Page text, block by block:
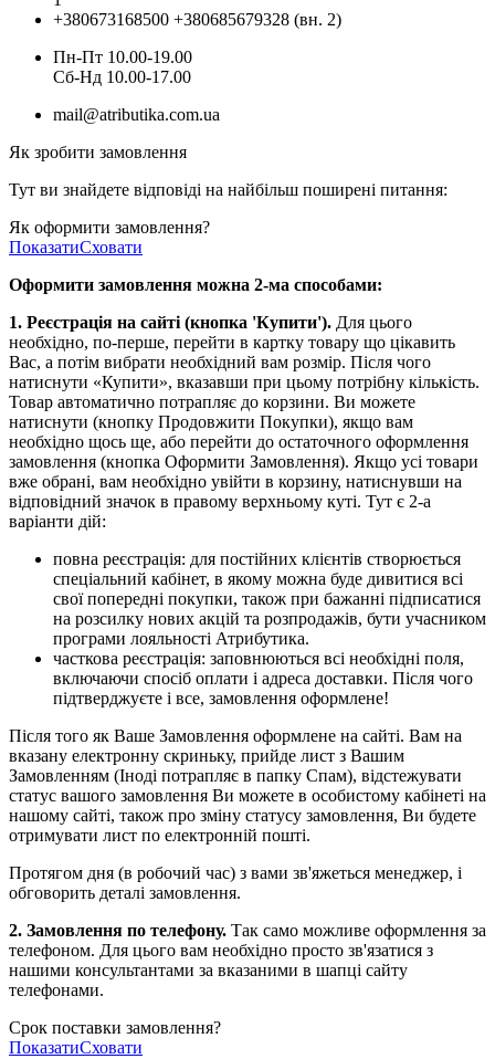
+380673168500 +380685679328 (вн. 2)
Пн-Пт 10.00-19.00
Cб-Нд 10.00-17.00
mail@atributika.com.ua
Як зробити замовлення
Тут ви знайдете відповіді на найбільш поширені питання:
Як оформити замовлення?
ПоказатиСховати
Оформити замовлення можна 2-ма способами:
1. Реєстрація на сайті (кнопка 'Купити'). Для цього
необхідно, по-перше, перейти в картку товару що цікавить
Вас, а потім вибрати необхідний вам розмір. Після чого
натиснути «Купити», вказавши при цьому потрібну кількість.
Товар автоматично потрапляє до корзини. Ви можете
натиснути (кнопку Продовжити Покупки), якщо вам
необхідно щось ще, або перейти до остаточного оформлення
замовлення (кнопка Оформити Замовлення). Якщо усі товари
вже обрані, вам необхідно увійти в корзину, натиснувши на
відповідний значок в правому верхньому куті. Тут є 2-а
варіанти дій:
повна реєстрація: для постійних клієнтів створюється
спеціальний кабінет, в якому можна буде дивитися всі
свої попередні покупки, також при бажанні підписатися
на розсилку нових акцій та розпродажів, бути учасником
програми лояльності Атрибутика.
часткова реєстрація: заповнюються всі необхідні поля,
включаючи спосіб оплати і адреса доставки. Після чого
підтверджуєте і все, замовлення оформлене!
Після того як Ваше Замовлення оформлене на сайті. Вам на
вказану електронну скриньку, прийде лист з Вашим
Замовленням (Іноді потрапляє в папку Спам), відстежувати
статус вашого замовлення Ви можете в особистому кабінеті на
нашому сайті, також про зміну статусу замовлення, Ви будете
отримувати лист по електронній пошті.
Протягом дня (в робочий час) з вами зв'яжеться менеджер, і
обговорить деталі замовлення.
2. Замовлення по телефону. Так само можливе оформлення за
телефоном. Для цього вам необхідно просто зв'язатися з
нашими консультантами за вказаними в шапці сайту
телефонами.
Срок поставки замовлення?
ПоказатиСховати